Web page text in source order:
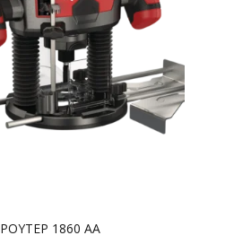
ΡΟΥΤΕΡ 1860 AA